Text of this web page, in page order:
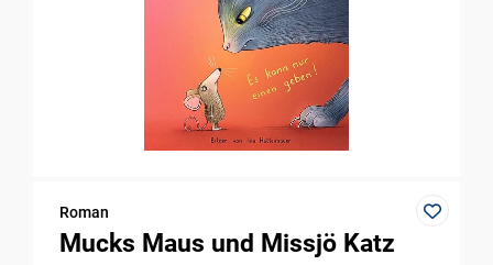
Roman
Mucks Maus und Missjö Katz